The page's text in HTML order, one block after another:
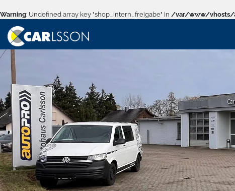
Warning: Undefined array key "shop_intern_freigabe" in /var/www/vhosts/